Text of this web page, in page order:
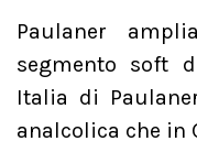
Paulaner
segmento soft
Italia di
analcolica che in